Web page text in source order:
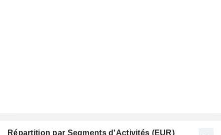
Répartition par Segments d'Activités (EUR)